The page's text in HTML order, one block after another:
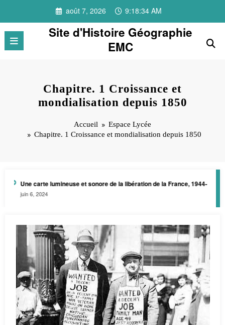
contenu
août 7, 2026 9:18:34 AM
Site d'Histoire Géographie
EMC
Chapitre. 1 Croissance et
mondialisation depuis 1850
Accueil
Espace Lycée
Chapitre. 1 Croissance et mondialisation depuis 1850
Une carte lumineuse et sonore de la libération de la France, 1944-1945
juin 6, 2024